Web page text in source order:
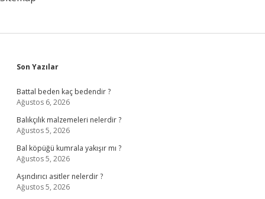
Sidebar
Son Yazılar
Battal beden kaç bedendir ?
Ağustos 6, 2026
Balıkçılık malzemeleri nelerdir ?
Ağustos 5, 2026
Bal köpüğü kumrala yakışır mı ?
Ağustos 5, 2026
Aşındırıcı asitler nelerdir ?
Ağustos 5, 2026